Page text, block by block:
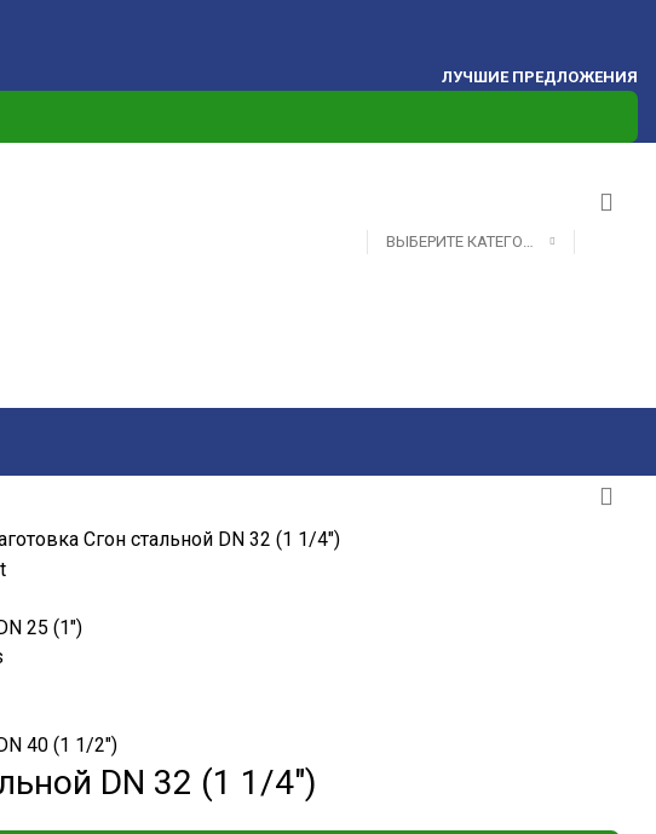
ЛУЧШИЕ ПРЕДЛОЖЕНИЯ
ВЫБЕРИТЕ КАТЕГОРИЮ
Сгон стальной DN 32 (1 1/4″)
25 (1")
40 (1 1/2")
DN 32 (1 1/4″)